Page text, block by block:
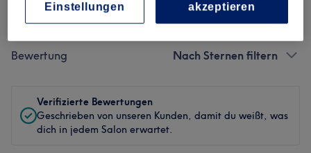
Behandlung Alle Bewertungen
Bewertung Nach Sternen filtern
Verifizierte Bewertungen
Geschrieben von unseren Kunden, damit du weißt, was
dich in jedem Salon erwartet.
Einstellungen
akzeptieren